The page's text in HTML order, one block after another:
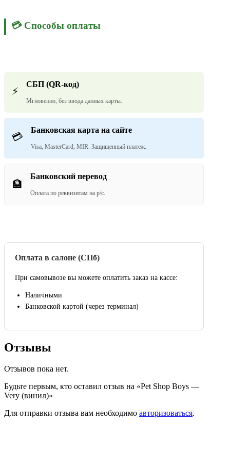
💳 Способы оплаты
⚡
СБП (QR-код)
Мгновенно, без ввода данных карты.
💳
Банковская карта на сайте
Visa, MasterCard, MIR. Защищенный платеж.
🏦
Банковский перевод
Оплата по реквизитам на р/с.
Оплата в салоне (СПб)
При самовывозе вы можете оплатить заказ на кассе:
Наличными
Банковской картой (через терминал)
Отзывы
Отзывов пока нет.
Будьте первым, кто оставил отзыв на «Pet Shop Boys —
Very (винил)»
Для отправки отзыва вам необходимо авторизоваться.